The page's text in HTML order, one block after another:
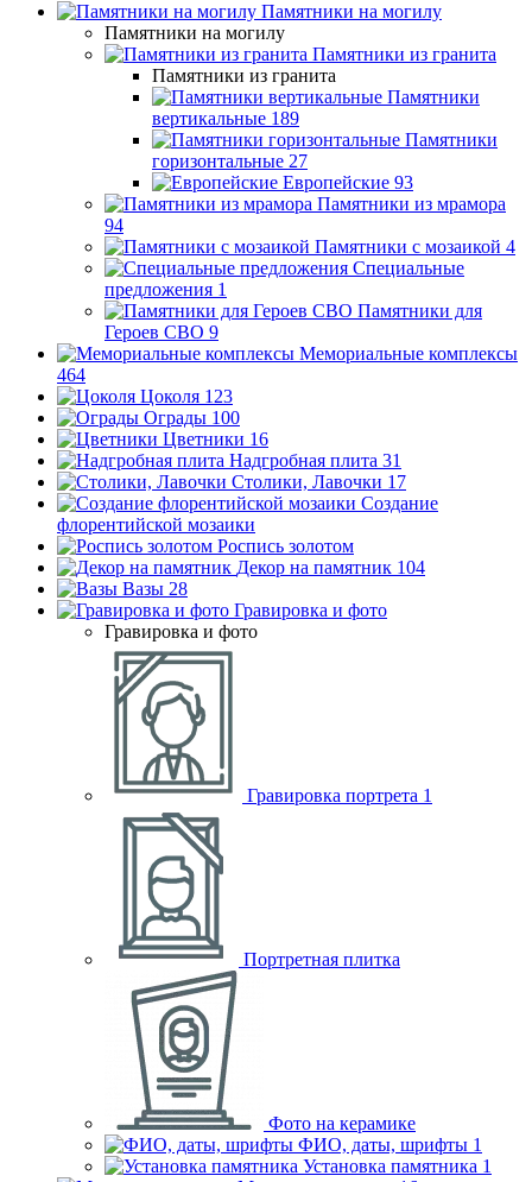
Памятники на могилу
Памятники на могилу
Памятники из гранита
Памятники из гранита
Памятники
вертикальные 189
Памятники
горизонтальные 27
Европейские 93
Памятники из мрамора
94
Памятники с мозаикой 4
Специальные
предложения 1
Памятники для
Героев СВО 9
Мемориальные комплексы
464
Цоколя 123
Ограды 100
Цветники 16
Надгробная плита 31
Столики, Лавочки 17
Создание
флорентийской мозаики
Роспись золотом
Декор на памятник 104
Вазы 28
Гравировка и фото
Гравировка и фото
Гравировка портрета 1
Портретная плитка
Фото на керамике
ФИО, даты, шрифты 1
Установка памятника 1